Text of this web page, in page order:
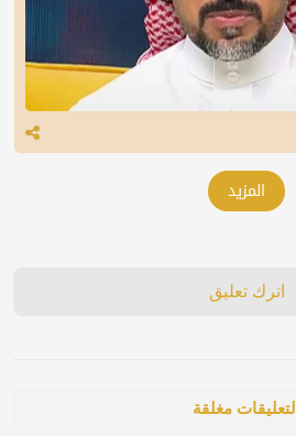
المزيد
اترك تعليق
التعليقات مغلقة